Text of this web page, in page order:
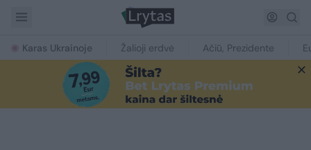
Karas Ukrainoje Žalioji erdvė Ačiū, Prezidente